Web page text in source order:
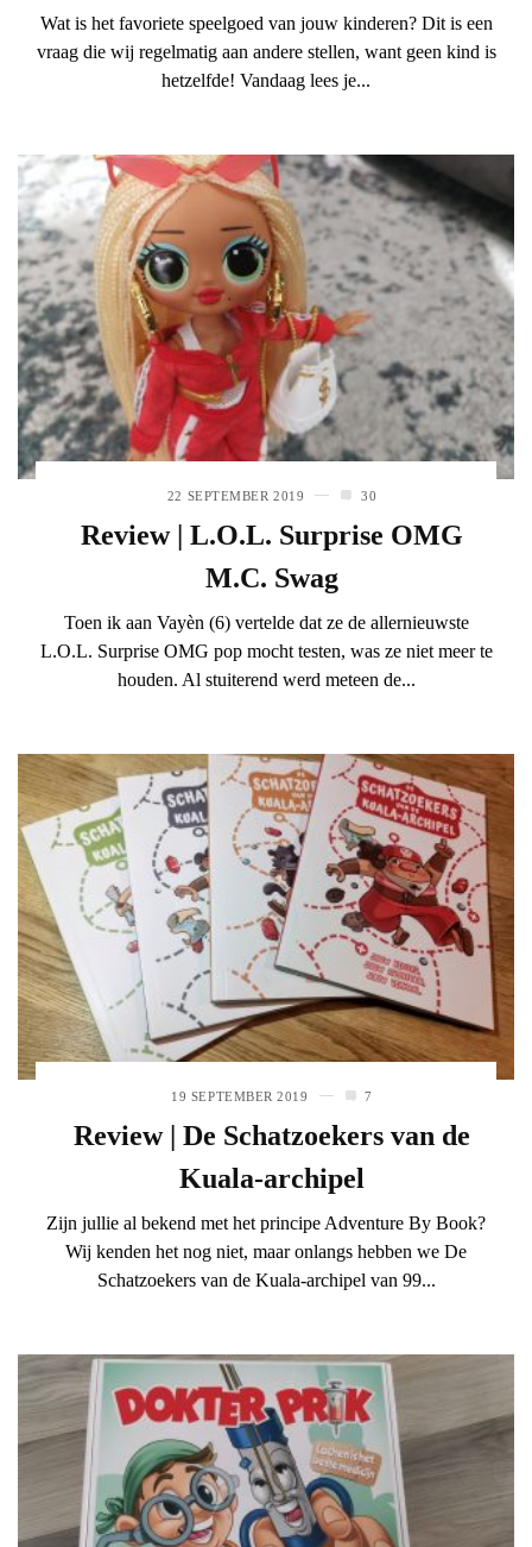
Wat is het favoriete speelgoed van jouw kinderen? Dit is een
vraag die wij regelmatig aan andere stellen, want geen kind is
hetzelfde! Vandaag lees je...
22 SEPTEMBER 2019 30
Review | L.O.L. Surprise OMG
M.C. Swag
Toen ik aan Vayèn (6) vertelde dat ze de allernieuwste
L.O.L. Surprise OMG pop mocht testen, was ze niet meer te
houden. Al stuiterend werd meteen de...
19 SEPTEMBER 2019 7
Review | De Schatzoekers van de
Kuala-archipel
Zijn jullie al bekend met het principe Adventure By Book?
Wij kenden het nog niet, maar onlangs hebben we De
Schatzoekers van de Kuala-archipel van 99...